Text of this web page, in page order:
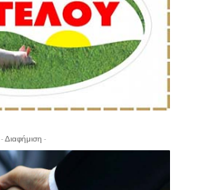
- Διαφήμιση -